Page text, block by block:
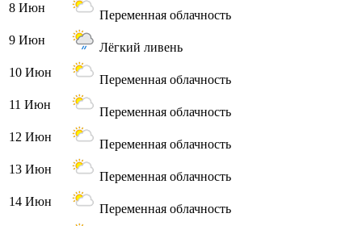
8 Июн
Переменная облачность
9 Июн
Лёгкий ливень
10 Июн
Переменная облачность
11 Июн
Переменная облачность
12 Июн
Переменная облачность
13 Июн
Переменная облачность
14 Июн
Переменная облачность